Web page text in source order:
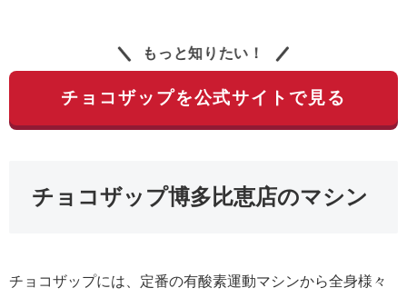
もっと知りたい！
チョコザップを公式サイトで見る
チョコザップ博多比恵店のマシン
チョコザップには、定番の有酸素運動マシンから全身様々